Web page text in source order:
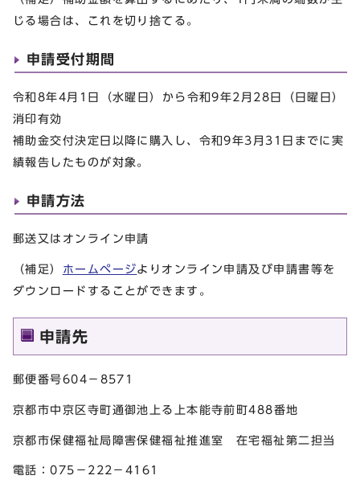
じる場合は、これを切り捨てる。
申請受付期間
令和8年4月1日（水曜日）から令和9年2月28日（日曜日）
消印有効
補助金交付決定日以降に購入し、令和9年3月31日までに実
績報告したものが対象。
申請方法
郵送又はオンライン申請
（補足） ホームページよりオンライン申請及び申請書等を
ダウンロードすることができます。
申請先
郵便番号604－8571
京都市中京区寺町通御池上る上本能寺前町488番地
京都市保健福祉局障害保健福祉推進室 在宅福祉第二担当
電話：075－222－4161